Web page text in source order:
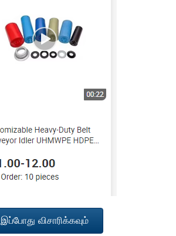
இப்போது விசாரிக்கவும்